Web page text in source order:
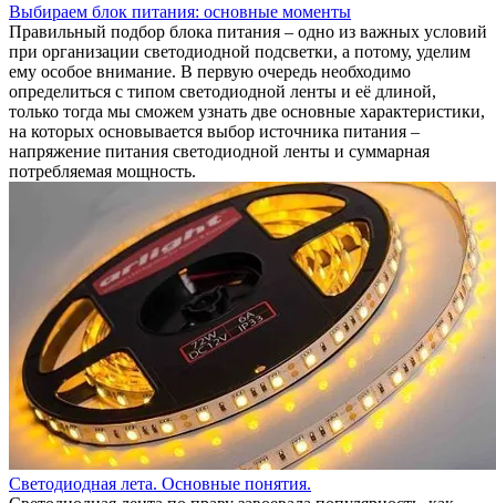
Выбираем блок питания: основные моменты
Правильный подбор блока питания – одно из важных условий
при организации светодиодной подсветки, а потому, уделим
ему особое внимание. В первую очередь необходимо
определиться с типом светодиодной ленты и её длиной,
только тогда мы сможем узнать две основные характеристики,
на которых основывается выбор источника питания –
напряжение питания светодиодной ленты и суммарная
потребляемая мощность.
Светодиодная лета. Основные понятия.